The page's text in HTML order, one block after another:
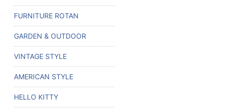
FURNITURE ROTAN
GARDEN & OUTDOOR
VINTAGE STYLE
AMERICAN STYLE
HELLO KITTY